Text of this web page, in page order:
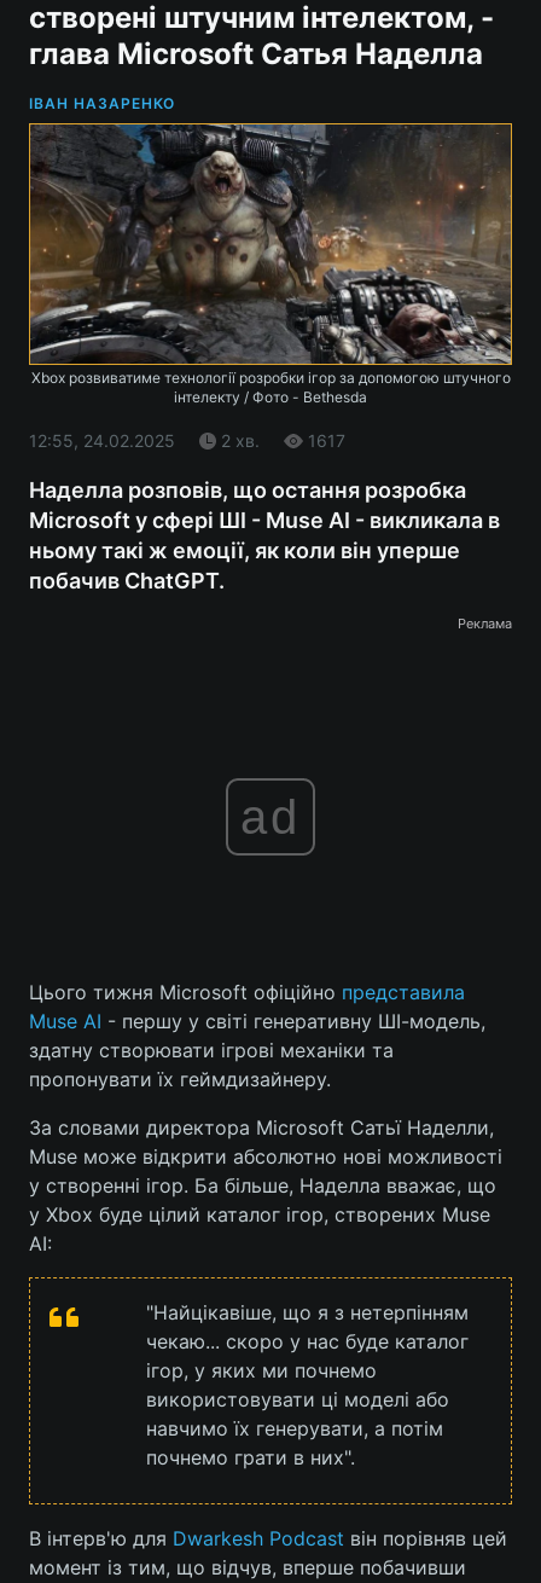
створені штучним інтелектом, -
глава Microsoft Сатья Наделла
ІВАН НАЗАРЕНКО
Xbox розвиватиме технології розробки ігор за допомогою штучного
інтелекту / Фото - Bethesda
12:55, 24.02.2025 2 хв. 1617
Наделла розповів, що остання розробка
Microsoft у сфері ШІ - Muse AI - викликала в
ньому такі ж емоції, як коли він уперше
побачив ChatGPT.
Реклама
ad
Цього тижня Microsoft офіційно представила
Muse AI - першу у світі генеративну ШІ-модель,
здатну створювати ігрові механіки та
пропонувати їх геймдизайнеру.
За словами директора Microsoft Сатьї Наделли,
Muse може відкрити абсолютно нові можливості
у створенні ігор. Ба більше, Наделла вважає, що
у Xbox буде цілий каталог ігор, створених Muse
AI:
"Найцікавіше, що я з нетерпінням
чекаю... скоро у нас буде каталог
ігор, у яких ми почнемо
використовувати ці моделі або
навчимо їх генерувати, а потім
почнемо грати в них".
В інтерв'ю для Dwarkesh Podcast він порівняв цей
момент із тим, що відчув, вперше побачивши